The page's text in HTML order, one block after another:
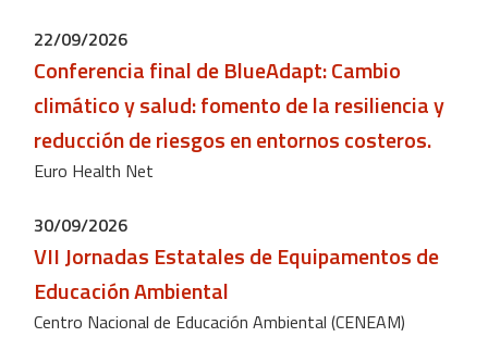
22/09/2026
Conferencia final de BlueAdapt: ​​Cambio
climático y salud: fomento de la resiliencia y
reducción de riesgos en entornos costeros.
Euro Health Net
30/09/2026
VII Jornadas Estatales de Equipamentos de
Educación Ambiental
Centro Nacional de Educación Ambiental (CENEAM)